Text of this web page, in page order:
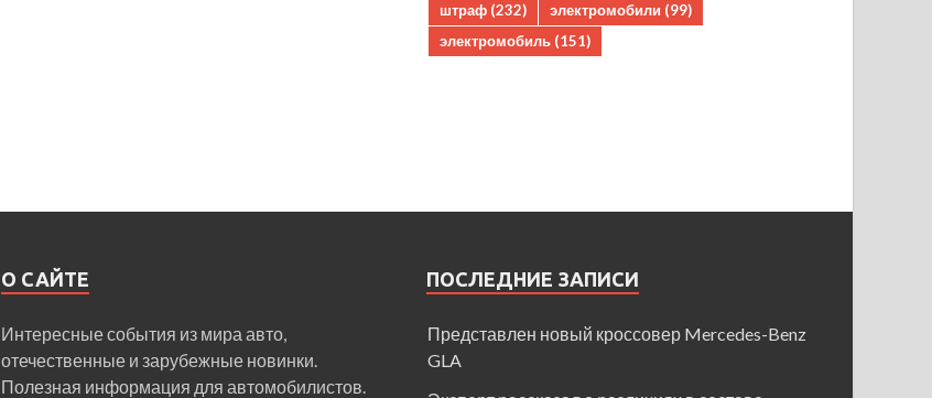
штраф (232) электромобили (99)
электромобиль (151)
О САЙТЕ
Интересные события из мира авто,
отечественные и зарубежные новинки.
Полезная информация для автомобилистов.
ПОСЛЕДНИЕ ЗАПИСИ
Представлен новый кроссовер Mercedes-Benz
GLA